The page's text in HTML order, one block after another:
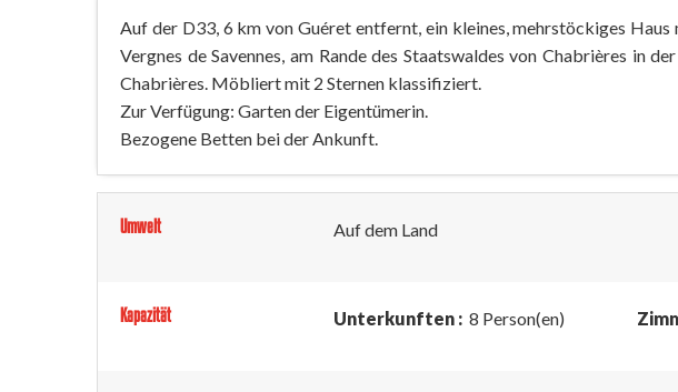
Auf der D33, 6 km von Guéret entfernt, ein kleines, mehrstöckiges Haus
Vergnes de Savennes, am Rande des Staatswaldes von Chabrières in
Chabrières. Möbliert mit 2 Sternen klassifiziert.
Zur Verfügung: Garten der Eigentümerin.
Bezogene Betten bei der Ankunft.
Umwelt Auf dem Land
Kapazität Unterkunften : 8 Person(en)